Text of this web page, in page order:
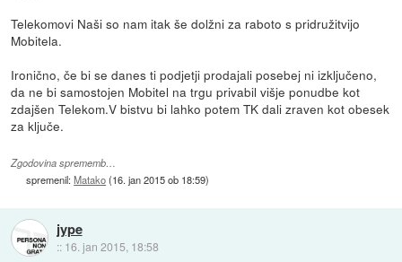
Telekomovi Naši so nam itak še dolžni za raboto s pridružitvijo
Mobitela.
Ironično, če bi se danes ti podjetji prodajali posebej ni izključeno,
da ne bi samostojen Mobitel na trgu privabil višje ponudbe kot
zdajšen Telekom.V bistvu bi lahko potem TK dali zraven kot obesek
za ključe.
Zgodovina sprememb…
spremenil:Matako(16. jan 2015 ob 18:59)
jype
:: 16. jan 2015, 18:58